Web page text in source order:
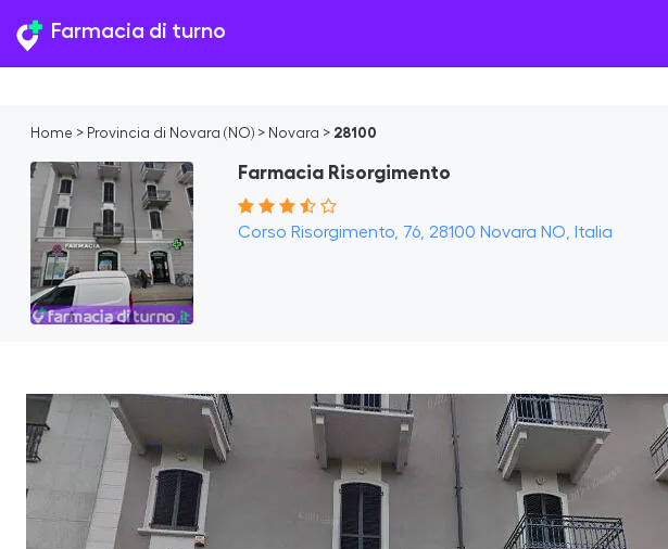
Farmacia di turno
Home > Provincia di Novara (NO) > Novara > 28100
Farmacia Risorgimento
Corso Risorgimento, 76, 28100 Novara NO, Italia